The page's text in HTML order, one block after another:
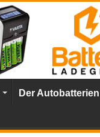
Der